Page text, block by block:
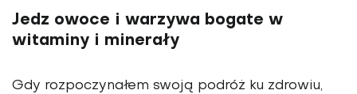
Jedz owoce i warzywa bogate w
witaminy i minerały
Gdy rozpoczynałem swoją podróż ku zdrowiu,